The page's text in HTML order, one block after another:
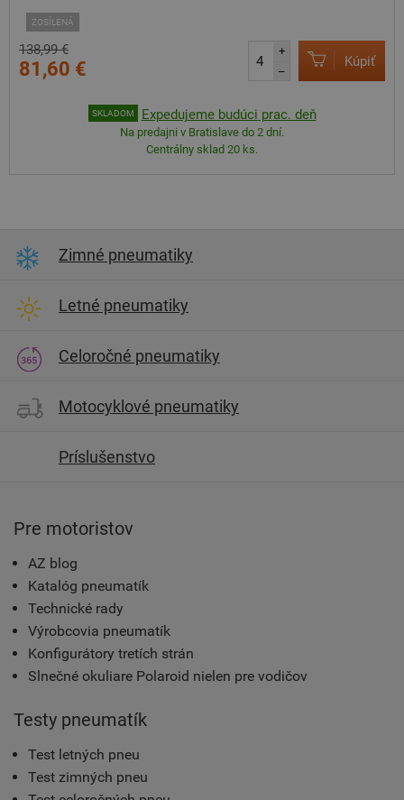
ZOSÍLENÁ
138,99 €
81,60 €
+
–
Kúpiť
SKLADOM Expedujeme budúci prac. deň
Na predajni v Bratislave do 2 dní.
Centrálny sklad 20 ks.
Zimné pneumatiky
Letné pneumatiky
Celoročné pneumatiky
Motocyklové pneumatiky
Príslušenstvo
Pre motoristov
AZ blog
Katalóg pneumatík
Technické rady
Výrobcovia pneumatík
Konfigurátory tretích strán
Slnečné okuliare Polaroid nielen pre vodičov
Testy pneumatík
Test letných pneu
Test zimných pneu